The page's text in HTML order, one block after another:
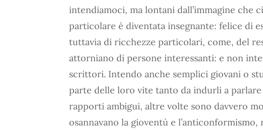
intendiamoci, ma lontani dall’immagine che
particolare è diventata insegnante: felice di
tuttavia di ricchezze particolari, come, del
attorniano di persone interessanti: e non
scrittori. Intendo anche semplici giovani o
parte delle loro vite tanto da indurli a
rapporti ambigui, altre volte sono davvero
osannavano la gioventù e